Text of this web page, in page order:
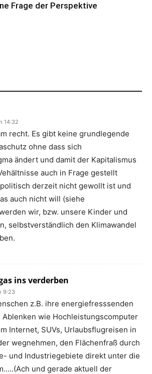
Frage der Perspektive
14:32
recht. Es gibt keine grundlegende
ohne dass sich
ändert und damit der Kapitalismus
auch in Frage gestellt
derzeit nicht gewollt ist und
auch nicht will (siehe
wir, bzw. unsere Kinder und
selbstverständlich den Klimawandel
ins verderben
9:23
z.B. ihre energiefresssenden
Ablenken wie Hochleistungscomputer
Internet, SUVs, Urlaubsflugreisen in
wegnehmen, den Flächenfraß durch
und Industriegebiete direkt unter die
und gerade aktuell der